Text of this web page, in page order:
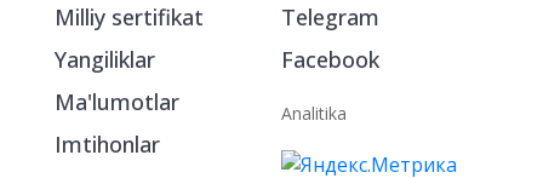
Milliy sertifikat
Yangiliklar
Ma'lumotlar
Imtihonlar
Telegram
Facebook
Analitika